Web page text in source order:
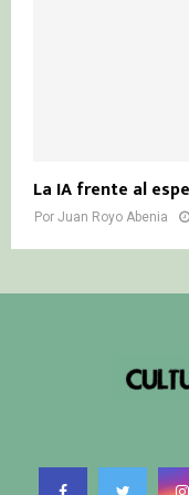
La IA frente al
Por Juan Royo Abenia